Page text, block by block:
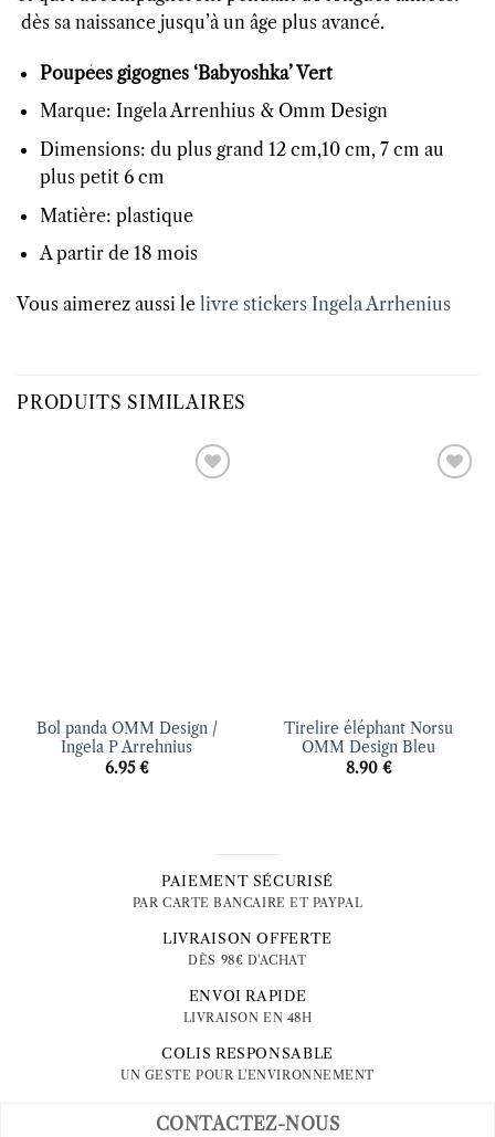
dès sa naissance jusqu’à un âge plus avancé.
Poupées gigognes ‘Babyoshka’ Vert
Marque: Ingela Arrenhius & Omm Design
Dimensions: du plus grand 12 cm,10 cm, 7 cm au
plus petit 6 cm
Matière: plastique
A partir de 18 mois
Vous aimerez aussi le livre stickers Ingela Arrhenius
PRODUITS SIMILAIRES
Bol panda OMM Design /
Ingela P Arrehnius
6.95€
Tirelire éléphant Norsu
OMM Design Bleu
8.90 €
PAIEMENT SÉCURISÉ
PAR CARTE BANCAIRE ET PAYPAL
LIVRAISON OFFERTE
DÈS 98€ D'ACHAT
ENVOI RAPIDE
LIVRAISON EN 48H
COLIS RESPONSABLE
UN GESTE POUR L'ENVIRONNEMENT
CONTACTEZ-NOUS